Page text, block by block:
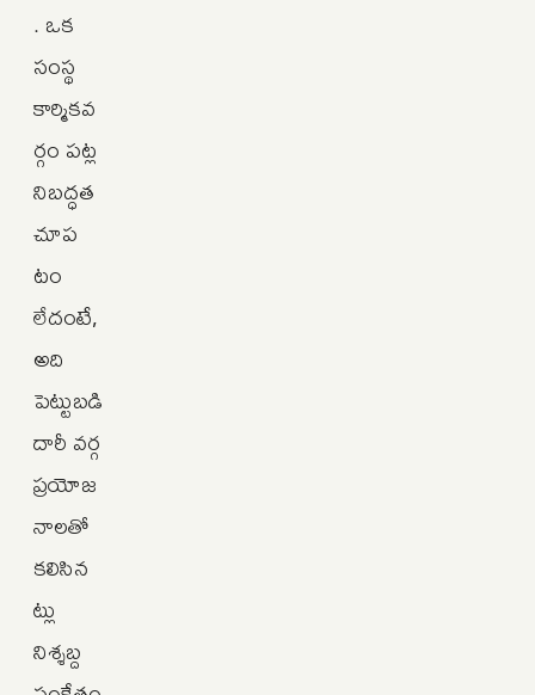
. ఒక
సంస్థ
కార్మికవ
ర్గం పట్ల
నిబద్ధత
చూప
టం
లేదంటే,
అది
పెట్టుబడి
దారీ వర్గ
ప్రయోజ
నాలతో
కలిసిన
ట్లు
నిశ్శబ్ద